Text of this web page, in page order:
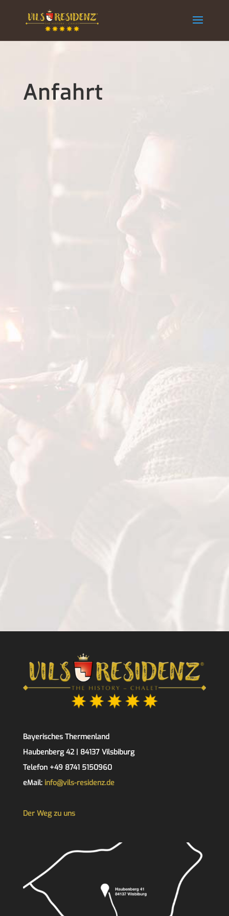
Anfahrt
Bayerisches Thermenland
Haubenberg 42 | 84137 Vilsbiburg
Telefon +49 8741 5150960
eMail: info@vils-residenz.de
Der Weg zu uns